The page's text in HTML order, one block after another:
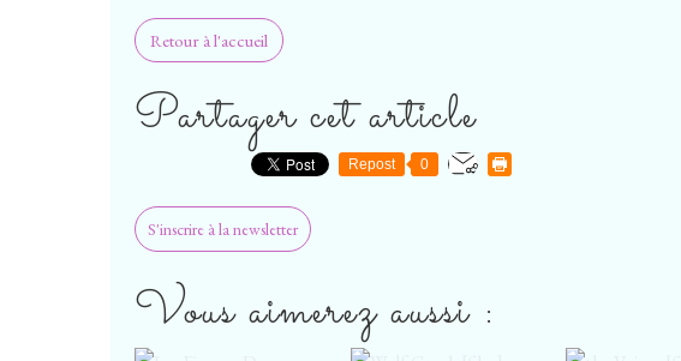
Retour à l'accueil
Partager cet article
Repost 0
S'inscrire à la newsletter
Vous aimerez aussi :